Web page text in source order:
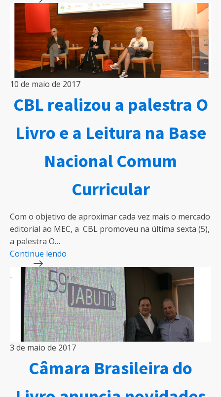
10 de maio de 2017
CBL realizou a palestra O
Livro e a Leitura na Base
Nacional Comum
Curricular
Com o objetivo de aproximar cada vez mais o mercado
editorial ao MEC, a CBL promoveu na última sexta (5),
a palestra O…
Continue lendo
3 de maio de 2017
Câmara Brasileira do